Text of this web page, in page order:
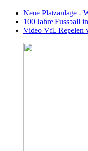
Neue Platzanlage -
100 Jahre Fussball
Video VfL Repelen